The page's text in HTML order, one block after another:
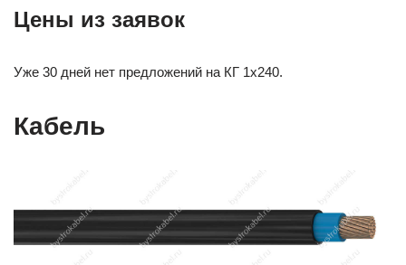
Цены из заявок
Уже 30 дней нет предложений на КГ 1х240.
Кабель